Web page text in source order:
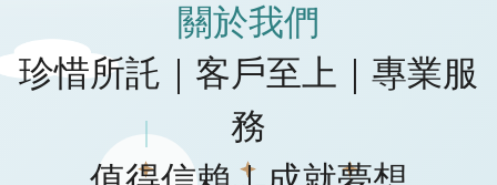
關於我們
珍惜所託｜客戶至上｜專業服
務